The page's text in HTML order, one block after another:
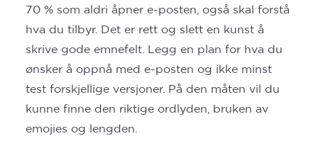
70 % som aldri åpner e-posten, også skal forstå
hva du tilbyr. Det er rett og slett en kunst å
skrive gode emnefelt. Legg en plan for hva du
ønsker å oppnå med e-posten og ikke minst
test forskjellige versjoner. På den måten vil du
kunne finne den riktige ordlyden, bruken av
emojies og lengden.